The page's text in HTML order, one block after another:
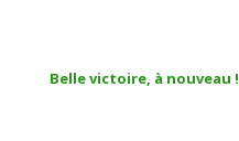
Belle victoire, à nouveau !